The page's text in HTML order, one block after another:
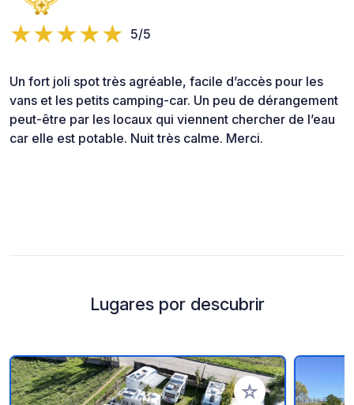
5/5
Un fort joli spot très agréable, facile d’accès pour les
vans et les petits camping-car. Un peu de dérangement
peut-être par les locaux qui viennent chercher de l’eau
car elle est potable. Nuit très calme. Merci.
Lugares por descubrir